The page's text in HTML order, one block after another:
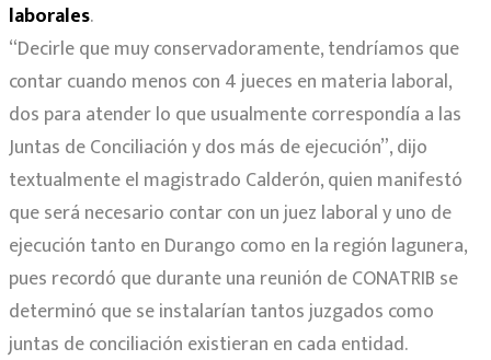
laborales.
“Decirle que muy conservadoramente, tendríamos que
contar cuando menos con 4 jueces en materia laboral,
dos para atender lo que usualmente correspondía a las
Juntas de Conciliación y dos más de ejecución”, dijo
textualmente el magistrado Calderón, quien manifestó
que será necesario contar con un juez laboral y uno de
ejecución tanto en Durango como en la región lagunera,
pues recordó que durante una reunión de CONATRIB se
determinó que se instalarían tantos juzgados como
juntas de conciliación existieran en cada entidad.